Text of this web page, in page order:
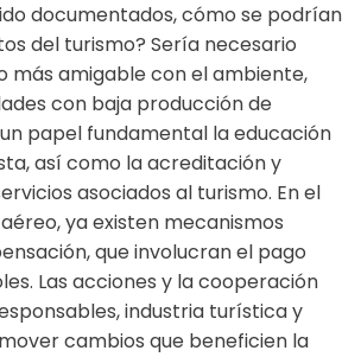
documentados, cómo se podrían
del turismo? Sería necesario
más amigable con el ambiente,
con baja producción de
papel fundamental la educación
así como la acreditación y
asociados al turismo. En el
ya existen mecanismos
que involucran el pago
Las acciones y la cooperación
industria turística y
cambios que beneficien la